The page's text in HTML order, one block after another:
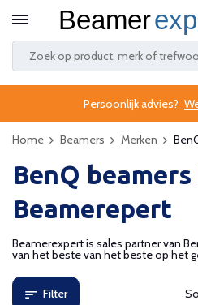
Persoonlijk advies?
Home Beamers Merken
BenQ
Beamerepert
Beamerexpert is sales partner van
van het beste van het beste op het
Filter